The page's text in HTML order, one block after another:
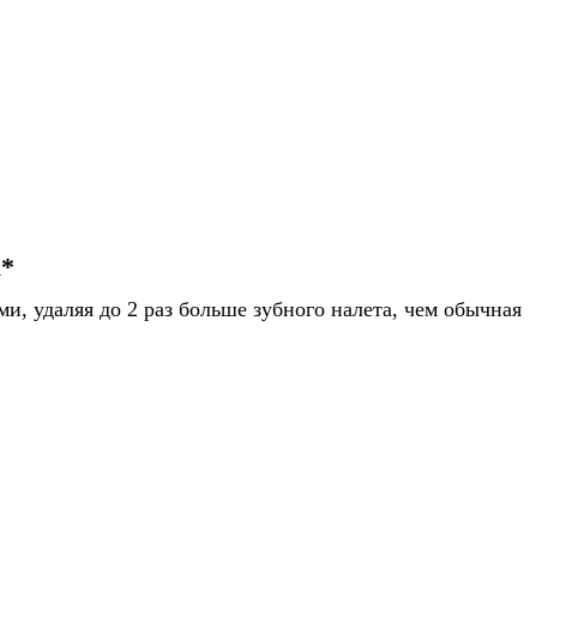
удаляя до 2 раз больше зубного налета, чем обычная